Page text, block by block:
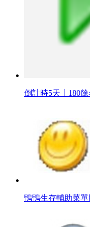
倒計時5天丨180
鴨鴨生存輔助菜